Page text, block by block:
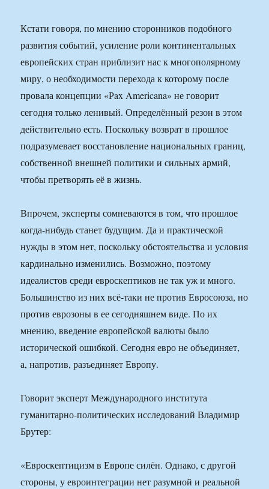
Кстати говоря, по мнению сторонников подобного
развития событий, усиление роли континентальных
европейских стран приблизит нас к многополярному
миру, о необходимости перехода к которому после
провала концепции «Рax Americana» не говорит
сегодня только ленивый. Определённый резон в этом
действительно есть. Поскольку возврат в прошлое
подразумевает восстановление национальных границ,
собственной внешней политики и сильных армий,
чтобы претворять её в жизнь.
Впрочем, эксперты сомневаются в том, что прошлое
когда-нибудь станет будущим. Да и практической
нужды в этом нет, поскольку обстоятельства и условия
кардинально изменились. Возможно, поэтому
идеалистов среди евроскептиков не так уж и много.
Большинство из них всё-таки не против Евросоюза, но
против еврозоны в ее сегодняшнем виде. По их
мнению, введение европейской валюты было
исторической ошибкой. Сегодня евро не объединяет,
а, напротив, разъединяет Европу.
Говорит эксперт Международного института
гуманитарно-политических исследований Владимир
Брутер:
«Евроскептицизм в Европе силён. Однако, с другой
стороны, у евроинтеграции нет разумной и реальной